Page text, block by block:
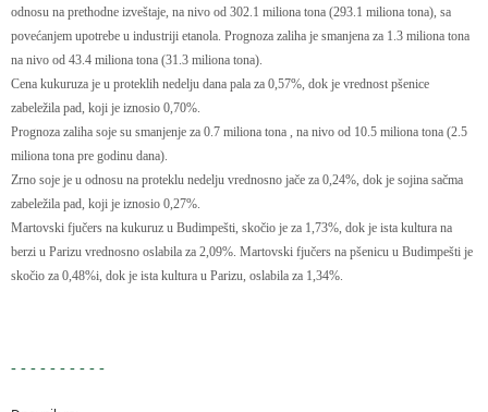
odnosu na prethodne izveštaje, na nivo od 302.1 miliona tona (293.1 miliona tona), sa
povećanjem upotrebe u industriji etanola. Prognoza zaliha je smanjena za 1.3 miliona tona
na nivo od 43.4 miliona tona (31.3 miliona tona).
Cena kukuruza je u proteklih nedelju dana pala za 0,57%, dok je vrednost pšenice
zabeležila pad, koji je iznosio 0,70%.
Prognoza zaliha soje su smanjenje za 0.7 miliona tona , na nivo od 10.5 miliona tona (2.5
miliona tona pre godinu dana).
Zrno soje je u odnosu na proteklu nedelju vrednosno jače za 0,24%, dok je sojina sačma
zabeležila pad, koji je iznosio 0,27%.
Martovski fjučers na kukuruz u Budimpešti, skočio je za 1,73%, dok je ista kultura na
berzi u Parizu vrednosno oslabila za 2,09%. Martovski fjučers na pšenicu u Budimpešti je
skočio za 0,48%i, dok je ista kultura u Parizu, oslabila za 1,34%.
- - - - - - - - - -